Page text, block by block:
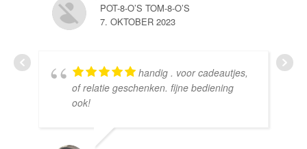
POT-8-O’S TOM-8-O’S
7. OKTOBER 2023
handig . voor cadeautjes,
of relatie geschenken. fijne bediening
ook!